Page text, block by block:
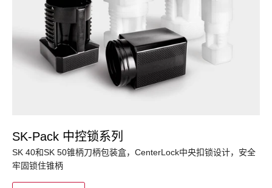
SK-Pack 中控锁系列
SK 40和SK 50锥柄刀柄包装盒，CenterLock中央扣锁设计，安全
牢固锁住锥柄